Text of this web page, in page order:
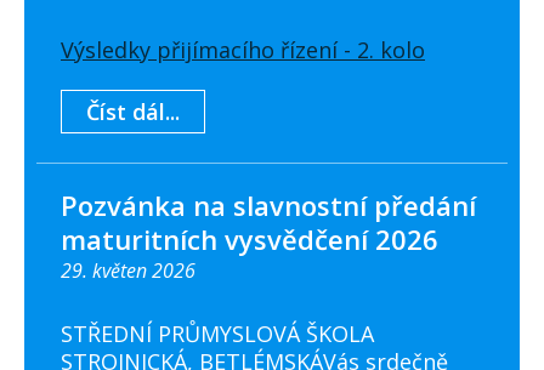
Výsledky přijímacího řízení - 2. kolo
Číst dál...
Pozvánka na slavnostní předání
maturitních vysvědčení 2026
29. květen 2026
STŘEDNÍ PRŮMYSLOVÁ ŠKOLA
STROJNICKÁ, BETLÉMSKÁVás srdečně